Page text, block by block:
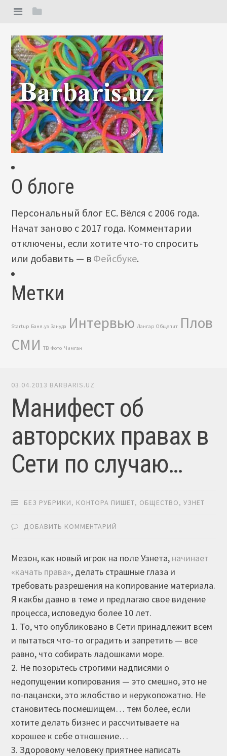
О блоге
Персональный блог ЕС. Вёлся с 2006 года.
Начат заново с 2017 года. Комментарии
отключены, если хотите что-то спросить
или добавить — в Фейсбуке.
Метки
Startup Баня.уз Зануда Интервью Лангар Общепит Плов
СМИ ТВ Фото Чимган
03.04.2013 BARBARIS.UZ
Манифест об
авторских правах в
Сети по случаю…
БЕЗ РУБРИКИ, КОНТОРА ПИШЕТ, ОБЩЕСТВО,УЗНЕТ
ДОБАВИТЬ КОММЕНТАРИЙ
Мезон, как новый игрок на поле Узнета, начинает
«качать права», делать страшные глаза и
требовать разрешения на копирование материала.
Я какбы давно в теме и предлагаю свое видение
процесса, исповедую более 10 лет.
1. То, что опубликовано в Сети принадлежит всем
и пытаться что-то оградить и запретить — все
равно, что собирать ладошками море.
2. Не позорьтесь строгими надписями о
недопущении копирования — это смешно, это не
по-пацански, это жлобство и нерукопожатно. Не
становитесь посмешищем… тем более, если
хотите делать бизнес и рассчитываете на
хорошее к себе отношение…
3. Здоровому человеку приятнее написать